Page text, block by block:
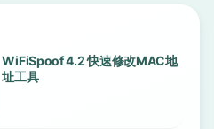
WiFiSpoof 4.2 快速修改MAC地
址工具